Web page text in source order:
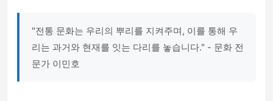
"전통 문화는 우리의 뿌리를 지켜주며, 이를 통해 우
리는 과거와 현재를 잇는 다리를 놓습니다." - 문화 전
문가 이민호